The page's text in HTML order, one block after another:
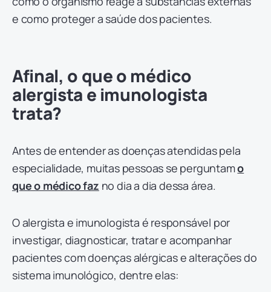
e como proteger a saúde dos pacientes.
Afinal, o que o médico
alergista e imunologista
trata?
Antes de entender as doenças atendidas pela
especialidade, muitas pessoas se perguntamo
que o médico faz no dia a dia dessa área.
O alergista e imunologista é responsável por
investigar, diagnosticar, tratar e acompanhar
pacientes com doenças alérgicas e alterações do
sistema imunológico, dentre elas: